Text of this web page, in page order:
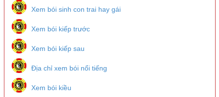
Xem bói sinh con trai hay gái
Xem bói kiếp trước
Xem bói kiếp sau
Địa chỉ xem bói nổi tiếng
Xem bói kiều